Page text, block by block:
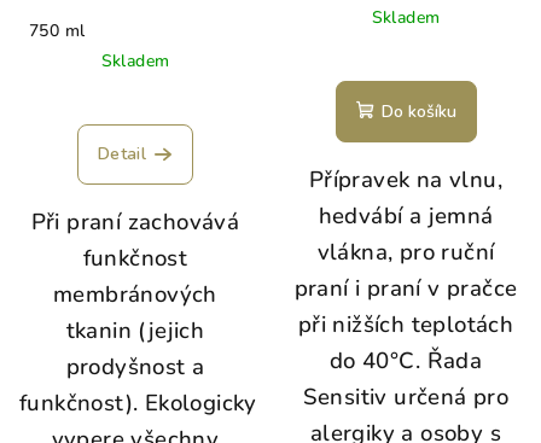
750 ml
Skladem
Detail
Při praní zachovává
funkčnost
membránových
tkanin (jejich
prodyšnost a
funkčnost). Ekologicky
Skladem
Do košíku
Přípravek na vlnu,
hedvábí a jemná
vlákna, pro ruční
praní i praní v pračce
při nižších teplotách
do 40°C. Řada
Sensitiv určená pro
alergiky a osoby s